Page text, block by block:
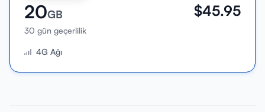
20GB
30 gün geçerlilik
$45.95
4G Ağı